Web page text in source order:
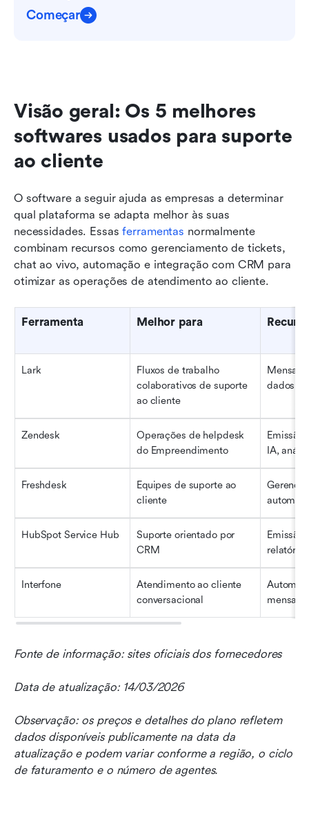
Começar
Visão geral: Os 5 melhores
softwares usados para suporte
ao cliente
O software a seguir ajuda as empresas a determinar
qual plataforma se adapta melhor às suas
necessidades. Essas ferramentas normalmente
combinam recursos como gerenciamento de tickets,
chat ao vivo, automação e integração com CRM para
otimizar as operações de atendimento ao cliente.
Ferramenta Melhor para
Lark
Fluxos de trabalho
colaborativos de suporte
ao cliente
dados e
Zendesk
Operações de helpdesk
do Empreendimento
IA,
Freshdesk
Equipes de suporte ao
cliente
HubSpot Service Hub
Suporte orientado por
CRM
Emissão
relatório
Interfone
Atendimento ao cliente
conversacional
Fonte de informação: sites oficiais dos fornecedores
Data de atualização: 14/03/2026
Observação: os preços e detalhes do plano refletem
dados disponíveis publicamente na data da
atualização e podem variar conforme a região, o ciclo
de faturamento e o número de agentes.